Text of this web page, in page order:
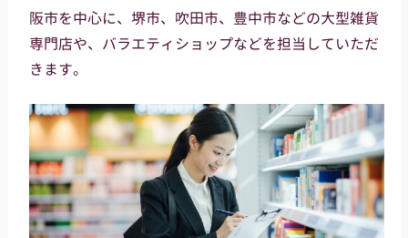
阪市を中心に、堺市、吹田市、豊中市などの大型雑貨
専門店や、バラエティショップなどを担当していただ
きます。